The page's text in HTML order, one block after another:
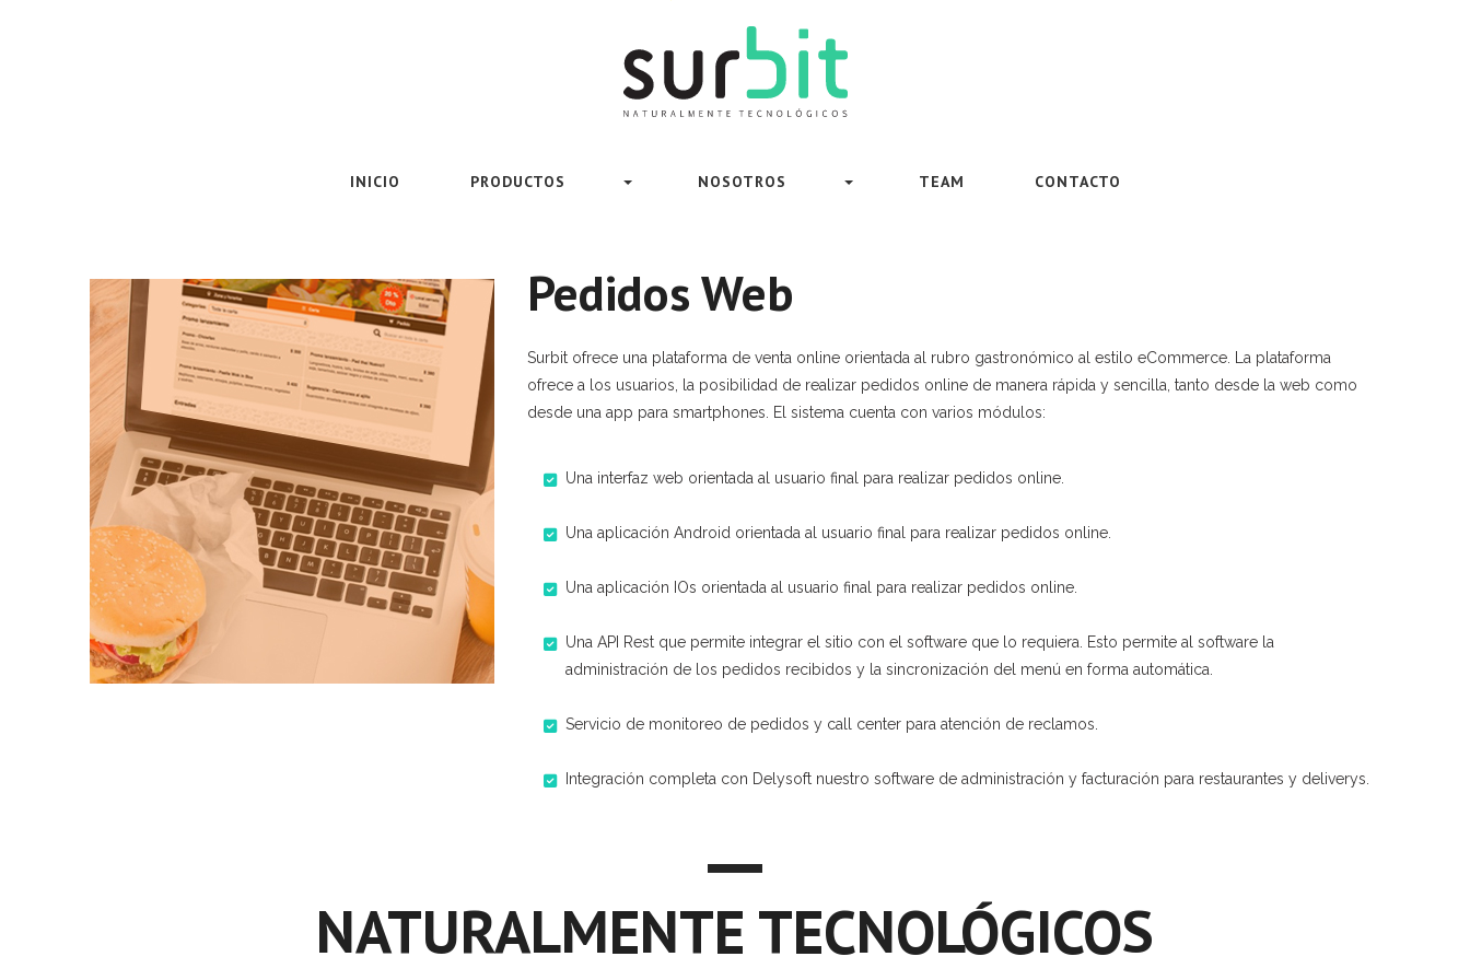
INICIO PRODUCTOS NOSOTROS TEAM CONTACTO
Pedidos Web
Surbit ofrece una plataforma de venta online orientada al rubro gastronómico al estilo eCommerce. La plataforma
ofrece a los usuarios, la posibilidad de realizar pedidos online de manera rápida y sencilla, tanto desde la web como
desde una app para smartphones. El sistema cuenta con varios módulos:
Una interfaz web orientada al usuario final para realizar pedidos online.
Una aplicación Android orientada al usuario final para realizar pedidos online.
Una aplicación IOs orientada al usuario final para realizar pedidos online.
Una API Rest que permite integrar el sitio con el software que lo requiera. Esto permite al software la
administración de los pedidos recibidos y la sincronización del menú en forma automática.
Servicio de monitoreo de pedidos y call center para atención de reclamos.
Integración completa con Delysoft nuestro software de administración y facturación para restaurantes y deliverys.
NATURALMENTE TECNOLÓGICOS